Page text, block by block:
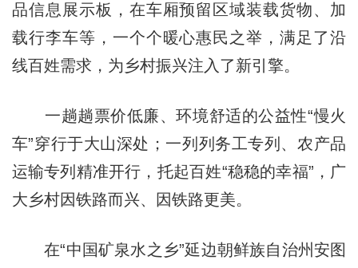
品信息展示板，在车厢预留区域装载货物、加
载行李车等，一个个暖心惠民之举，满足了沿
线百姓需求，为乡村振兴注入了新引擎。
一趟趟票价低廉、环境舒适的公益性“慢火
车”穿行于大山深处；一列列务工专列、农产品
运输专列精准开行，托起百姓“稳稳的幸福”，广
大乡村因铁路而兴、因铁路更美。
在“中国矿泉水之乡”延边朝鲜族自治州安图